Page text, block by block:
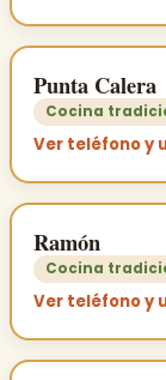
Punta Calera
Cocina
Ver teléfono y
Ramón
Cocina
Ver teléfono y